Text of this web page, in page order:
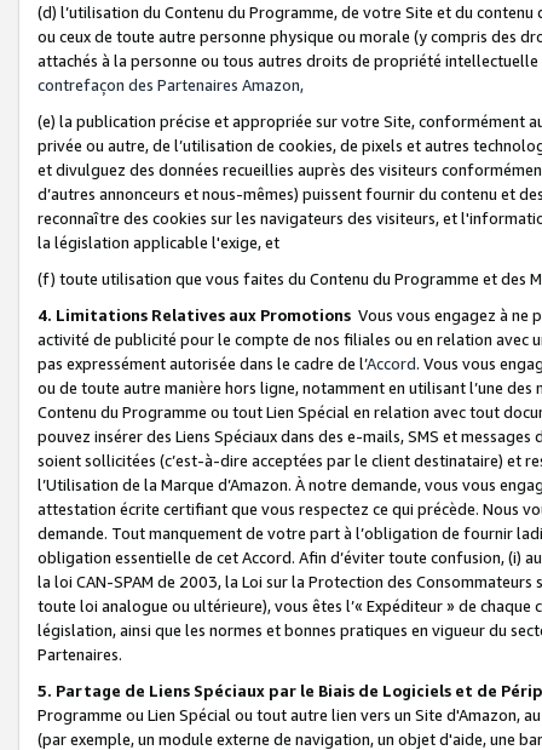
(d) l’utilisation du Contenu du Programme, de votre Site et du
ou ceux de toute autre personne physique ou morale (y compris des
attachés à la personne ou tous autres droits de propriété
contrefaçon des Partenaires Amazon,
(e) la publication précise et appropriée sur votre Site, conformément
privée ou autre, de l’utilisation de cookies, de pixels et autres
et divulguez des données recueillies auprès des visiteurs
d’autres annonceurs et nous-mêmes) puissent fournir du contenu et
reconnaître des cookies sur les navigateurs des visiteurs, et
la législation applicable l'exige, et
(f) toute utilisation que vous faites du Contenu du Programme et des
4. Limitations Relatives aux Promotions Vous vous engagez à ne
activité de publicité pour le compte de nos filiales ou en relation avec
pas expressément autorisée dans le cadre de l’Accord. Vous vous
ou de toute autre manière hors ligne, notamment en utilisant l’une
Contenu du Programme ou tout Lien Spécial en relation avec tout
pouvez insérer des Liens Spéciaux dans des e-mails, SMS et
soient sollicitées (c’est-à-dire acceptées par le client destinataire) et
l’Utilisation de la Marque d’Amazon. À notre demande, vous vous
attestation écrite certifiant que vous respectez ce qui précède. Nous
demande. Tout manquement de votre part à l’obligation de fournir
obligation essentielle de cet Accord. Afin d’éviter toute confusion, (i)
la loi CAN-SPAM de 2003, la Loi sur la Protection des
toute loi analogue ou ultérieure), vous êtes l’« Expéditeur » de
législation, ainsi que les normes et bonnes pratiques en vigueur du
Partenaires.
5. Partage de Liens Spéciaux par le Biais de Logiciels et de
Programme ou Lien Spécial ou tout autre lien vers un Site d'Amazon,
(par exemple, un module externe de navigation, un objet d'aide, une